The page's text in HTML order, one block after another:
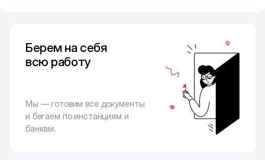
Берем на себя
всю работу
Мы — готовим все документы
и бегаем по инстанциям и
банкам.